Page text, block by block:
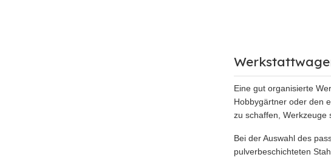
Eine gut organisierte
Hobbygärtner oder den
zu schaffen, Werkzeuge
Bei der Auswahl des
pulverbeschichteten